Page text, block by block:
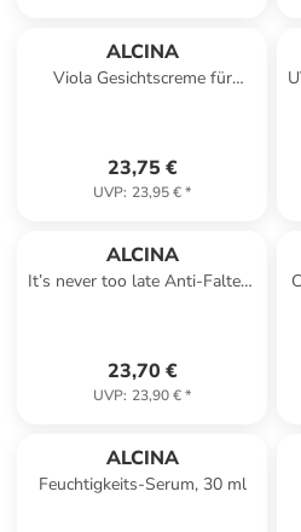
ALCINA
Viola Gesichtscreme für
23,75 €
UVP: 23,95 €*
ALCINA
It’s never too late Anti-Falten-
23,70 €
UVP: 23,90 €*
ALCINA
Feuchtigkeits-Serum, 30 ml